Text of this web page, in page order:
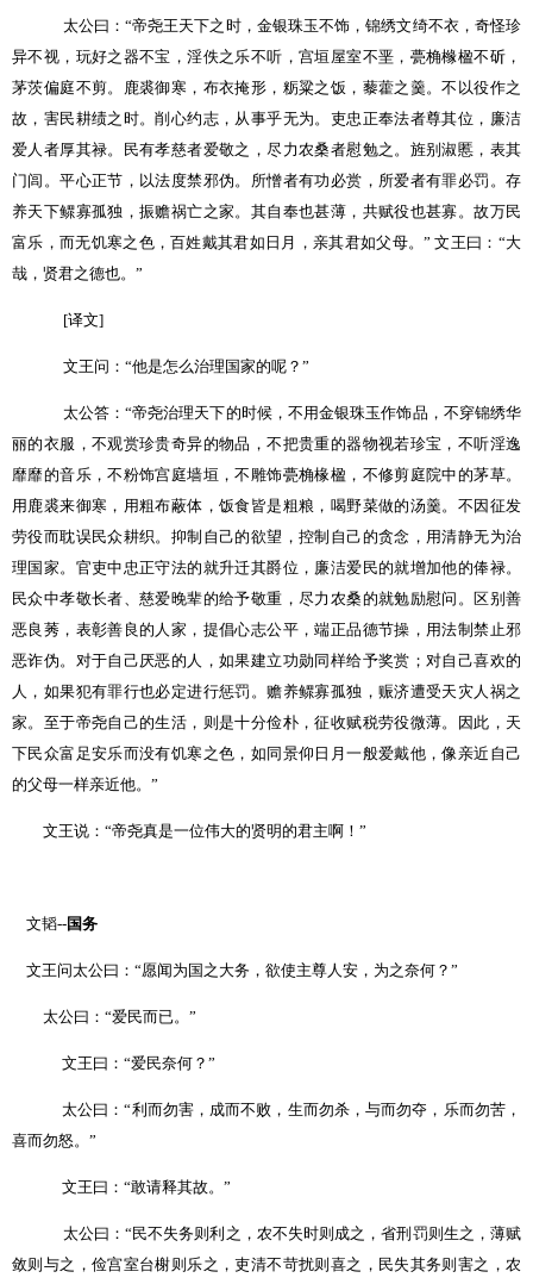
太公曰： “帝尧王天下之时，金银珠玉不饰，锦绣文绮不衣，奇怪珍
异不视，玩好之器不宝，淫佚之乐不听，宫垣屋室不垩，甍桷橼楹不斫，
茅茨偏庭不剪。鹿裘御寒，布衣掩形，粝粱之饭，藜藿之羹。不以役作之
故，害民耕绩之时。削心约志，从事乎无为。吏忠正奉法者尊其位，廉洁
爱人者厚其禄。民有孝慈者爱敬之，尽力农桑者慰勉之。旌别淑慝，表其
门闾。平心正节，以法度禁邪伪。所憎者有功必赏，所爱者有罪必罚。存
养天下鳏寡孤独，振赡祸亡之家。其自奉也甚薄，共赋役也甚寡。故万民
富乐，而无饥寒之色，百姓戴其君如日月，亲其君如父母。”文王曰： “大
哉，贤君之德也。 ”
[译文]
文王问： “他是怎么治理国家的呢？ ”
太公答： “帝尧治理天下的时候，不用金银珠玉作饰品，不穿锦绣华
丽的衣服，不观赏珍贵奇异的物品，不把贵重的器物视若珍宝，不听淫逸
靡靡的音乐，不粉饰宫庭墙垣，不雕饰甍桷椽楹，不修剪庭院中的茅草。
用鹿裘来御寒，用粗布蔽体，饭食皆是粗粮，喝野菜做的汤羹。不因征发
劳役而耽误民众耕织。抑制自己的欲望，控制自己的贪念，用清静无为治
理国家。官吏中忠正守法的就升迁其爵位，廉洁爱民的就增加他的俸禄。
民众中孝敬长者、慈爱晚辈的给予敬重，尽力农桑的就勉励慰问。区别善
恶良莠，表彰善良的人家，提倡心志公平，端正品德节操，用法制禁止邪
恶诈伪。对于自己厌恶的人，如果建立功勋同样给予奖赏；对自己喜欢的
人，如果犯有罪行也必定进行惩罚。赡养鳏寡孤独，赈济遭受天灾人祸之
家。至于帝尧自己的生活，则是十分俭朴，征收赋税劳役微薄。因此，天
下民众富足安乐而没有饥寒之色，如同景仰日月一般爱戴他，像亲近自己
的父母一样亲近他。 ”
文王说： “帝尧真是一位伟大的贤明的君主啊！ ”
文韬--国务
文王问太公曰： “愿闻为国之大务，欲使主尊人安，为之奈何？ ”
太公曰： “爱民而已。 ”
文王曰： “爱民奈何？ ”
太公曰：“利而勿害，成而不败，生而勿杀，与而勿夺，乐而勿苦，
喜而勿怒。 ”
文王曰： “敢请释其故。 ”
太公曰： “民不失务则利之，农不失时则成之，省刑罚则生之，薄赋
敛则与之，俭宫室台榭则乐之，吏清不苛扰则喜之，民失其务则害之，农